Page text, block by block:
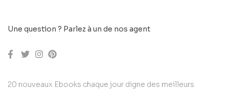
Une question ? Parlez à un de nos agent
20 nouveaux Ebooks chaque jour digne des meilleurs